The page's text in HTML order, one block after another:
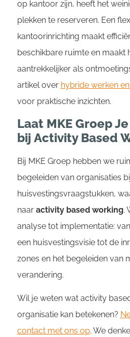
op kantoor zijn, heeft het
plekken te reserveren. Een
kantoorinrichting maakt
beschikbare ruimte en maakt
aantrekkelijker als
artikel over hybride werken
voor praktische inzichten.
Laat MKE Groep
bij Activity Based
Bij MKE Groep hebben we
begeleiden van organisaties
huisvestingsvraagstukken,
naar activity based working.
analyse tot implementatie:
een huisvestingsvisie tot de
zones en het begeleiden van
verandering.
Wil je weten wat activity
organisatie kan betekenen?
contact met ons op. We